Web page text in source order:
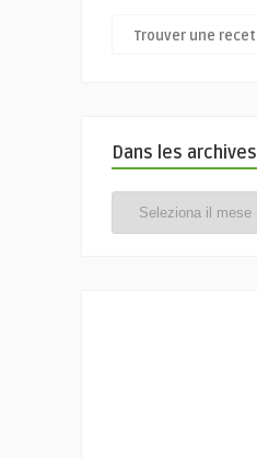
Dans les archives